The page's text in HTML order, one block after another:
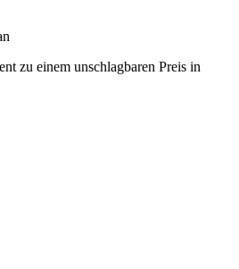
zu einem unschlagbaren Preis in